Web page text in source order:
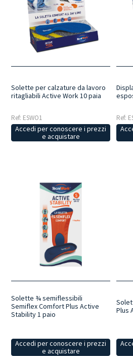
Solette per calzature da lavoro
ritagliabili Active Work 10 paia
Ref: ESWO1
Accedi per conoscere i prezzi
e acquistare
Ref:
Solette ¾ semiflessibili
Semiflex Comfort Plus Active
Stability 1 paio
Accedi per conoscere i prezzi
e acquistare
Plus